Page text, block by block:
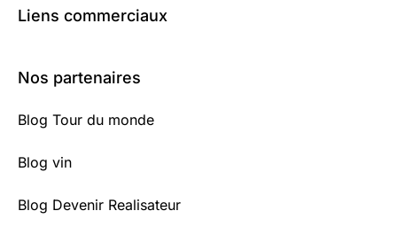
Liens commerciaux
Nos partenaires
Blog Tour du monde
Blog vin
Blog Devenir Realisateur